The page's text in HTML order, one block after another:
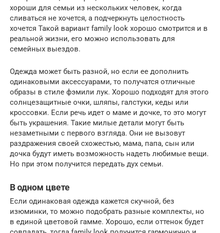
хороши для семьи из нескольких человек, когда
сливаться не хочется, а подчеркнуть целостность
хочется Такой вариант family look хорошо смотрится и в
реальной жизни, его можно использовать для
семейных выездов.
Одежда может быть разной, но если ее дополнить
одинаковыми аксессуарами, то получатся отличные
образы в стиле фэмили лук. Хорошо подходят для этого
солнцезащитные очки, шляпы, галстуки, кеды или
кроссовки. Если речь идет о маме и дочке, то это могут
быть украшения. Такие милые детали могут быть
незаметными с первого взгляда. Они не вызовут
раздражения своей схожестью, мама, папа, сын или
дочка будут иметь возможность надеть любимые вещи.
Но при этом получится передать дух семьи.
В одном цвете
Если одинаковая одежда кажется скучной, без
изюминки, то можно подобрать разные комплекты, но
в единой цветовой гамме. Хорошо, если оттенок будет